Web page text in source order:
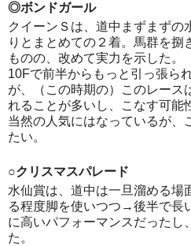
◎ボンドガール
クイーンＳは、道中まずまず
りとまとめての２着。馬群を捌
ものの、改めて実力を示した。
10Fで前半からもっと引っ張ら
が、（この時期の）このレース
れることが多いし、こなす可能
当然の人気にはなっているが、
たい。
○クリスマスパレード
水仙賞は、道中は一旦溜める場
る程度脚を使いつつ→後半で長
に高いパフォーマンスだったし
た。